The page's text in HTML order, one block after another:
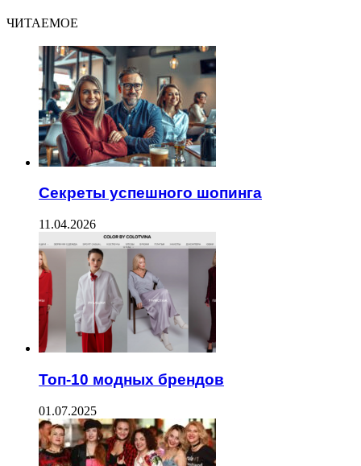
ЧИТАЕМОЕ
Секреты успешного шопинга
11.04.2026
Топ-10 модных брендов
01.07.2025